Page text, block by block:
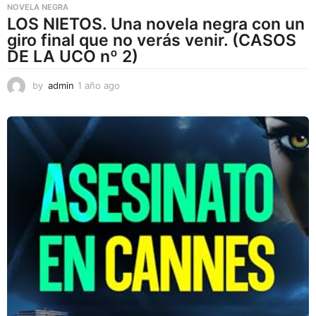
NOVELA NEGRA
LOS NIETOS. Una novela negra con un
giro final que no verás venir. (CASOS
DE LA UCO nº 2)
by admin 1 año ago
o